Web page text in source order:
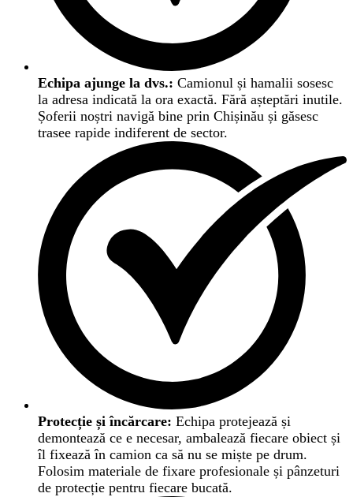
Echipa ajunge la dvs.: Camionul și hamalii sosesc
la adresa indicată la ora exactă. Fără așteptări inutile.
Șoferii noștri navigă bine prin Chișinău și găsesc
trasee rapide indiferent de sector.
Protecție și încărcare: Echipa protejează și
demontează ce e necesar, ambalează fiecare obiect și
îl fixează în camion ca să nu se miște pe drum.
Folosim materiale de fixare profesionale și pânzeturi
de protecție pentru fiecare bucată.